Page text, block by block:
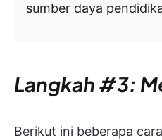
sumber daya
Langkah #3:
Berikut ini beberapa